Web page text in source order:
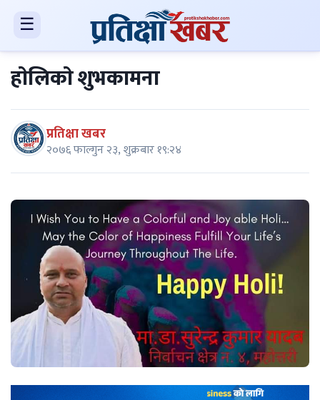
☰
हाेलिकाे शुभकामना
प्रतिक्षा खबर
२०७६ फाल्गुन २३, शुक्रबार १९:२४